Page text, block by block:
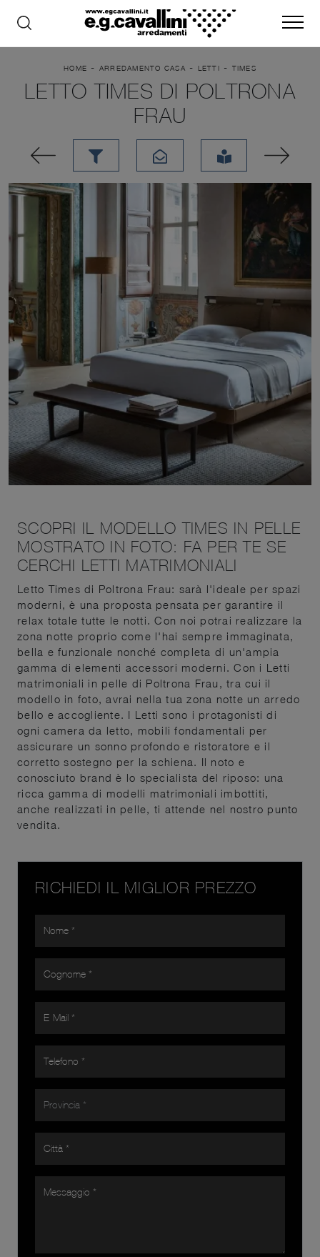
HOME - ARREDAMENTO CASA - LETTI - TIMES
LETTO TIMES DI POLTRONA
FRAU
SCOPRI IL MODELLO TIMES IN PELLE
MOSTRATO IN FOTO: FA PER TE SE
CERCHI LETTI MATRIMONIALI
Letto Times di Poltrona Frau: sarà l'ideale per spazi
moderni, è una proposta pensata per garantire il
relax totale tutte le notti. Con noi potrai realizzare la
zona notte proprio come l'hai sempre immaginata,
bella e funzionale nonché completa di un'ampia
gamma di elementi accessori moderni. Con i Letti
matrimoniali in pelle di Poltrona Frau, tra cui il
modello in foto, avrai nella tua zona notte un arredo
bello e accogliente. I Letti sono i protagonisti di
ogni camera da letto, mobili fondamentali per
assicurare un sonno profondo e ristoratore e il
corretto sostegno per la schiena. Il noto e
conosciuto brand è lo specialista del riposo: una
ricca gamma di modelli matrimoniali imbottiti,
anche realizzati in pelle, ti attende nel nostro punto
vendita.
RICHIEDI IL MIGLIOR PREZZO